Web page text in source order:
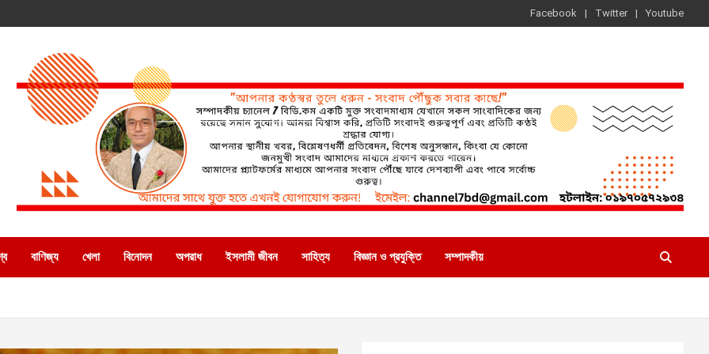
Facebook Twitter Youtube
বাণিজ্য খেলা বিনোদন অপরাধ ইসলামী জীবন সাহিত্য বিজ্ঞান ও প্রযুক্তি সম্পাদকীয়